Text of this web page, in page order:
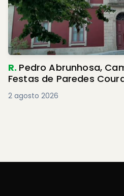
R. Pedro Abrunhosa,
Festas de Paredes
2 agosto 2026